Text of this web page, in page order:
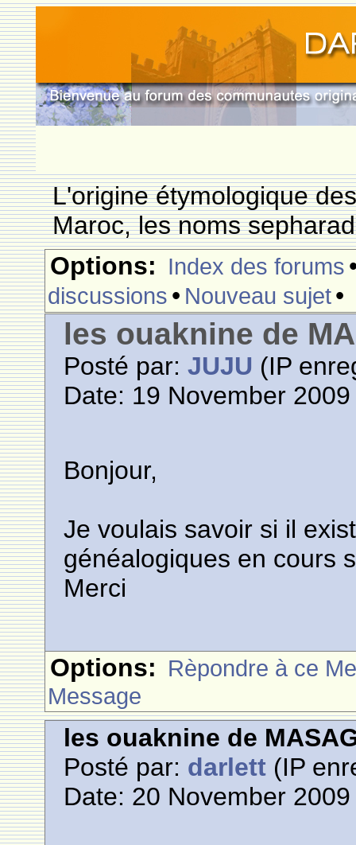
L'origine étymologique
Maroc, les noms
Options: Index des forums
discussions • Nouveau sujet•
les ouaknine de
Posté par:JUJU (IP
Date: 19 November
Bonjour,
Je voulais savoir si il
généalogiques en cours
Merci
Options: Rèpondre à ce
Message
les ouaknine de
Posté par: darlett (IP
Date: 20 November